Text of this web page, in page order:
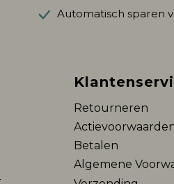
Automatisch sparen
Retourneren
Betalen
Algemene